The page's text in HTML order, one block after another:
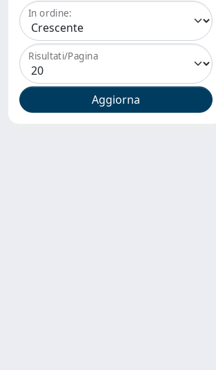
In ordine:
Risultati/Pagina